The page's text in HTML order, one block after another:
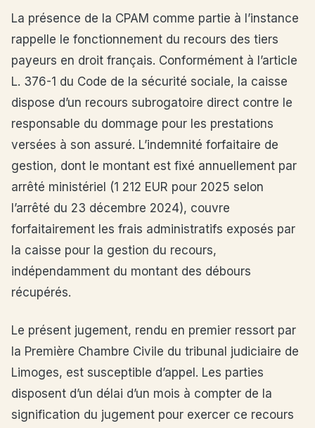
La présence de la CPAM comme partie à l’instance
rappelle le fonctionnement du recours des tiers
payeurs en droit français. Conformément à l’article
L. 376-1 du Code de la sécurité sociale, la caisse
dispose d’un recours subrogatoire direct contre le
responsable du dommage pour les prestations
versées à son assuré. L’indemnité forfaitaire de
gestion, dont le montant est fixé annuellement par
arrêté ministériel (1 212 EUR pour 2025 selon
l’arrêté du 23 décembre 2024), couvre
forfaitairement les frais administratifs exposés par
la caisse pour la gestion du recours,
indépendamment du montant des débours
récupérés.
Le présent jugement, rendu en premier ressort par
la Première Chambre Civile du tribunal judiciaire de
Limoges, est susceptible d’appel. Les parties
disposent d’un délai d’un mois à compter de la
signification du jugement pour exercer ce recours